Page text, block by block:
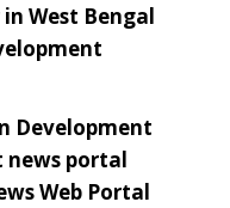
West Bengal
Development
news portal
Web Portal